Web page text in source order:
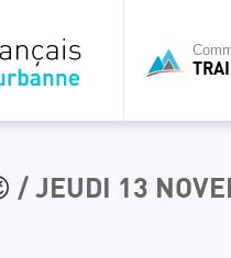
/ JEUDI 13